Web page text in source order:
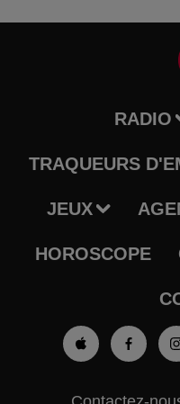
RADIO
TRAQUEURS
JEUX
HOROSCOPE